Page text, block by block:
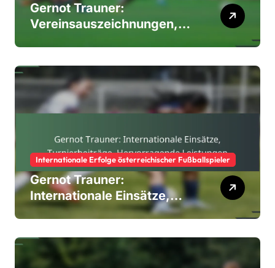
Gernot Trauner:
Vereinsauszeichnungen,
Internationale Erfolge österreichischer Fußballspieler
Gernot Trauner:
Internationale Einsätze,
Turnierbeiträge,